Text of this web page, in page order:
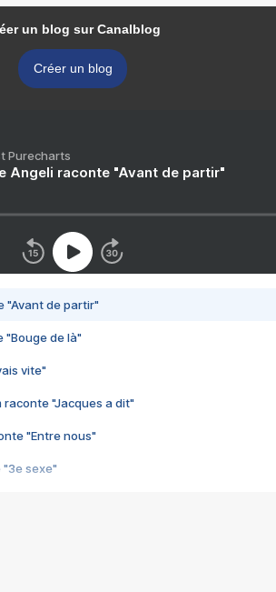
un blog sur Canalblog
Créer un blog
Purecharts
Angeli raconte "Avant de partir"
"Avant de partir"
"Bouge de là"
vite"
raconte "Jacques a dit"
"Entre nous"
"3e sexe"